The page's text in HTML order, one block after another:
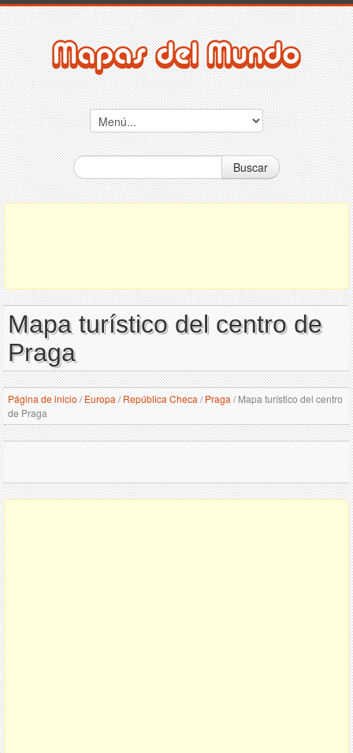
Buscar
Mapa turístico del centro de
Praga
Página de inicio / Europa / República Checa / Praga /Mapa turístico del centro
de Praga